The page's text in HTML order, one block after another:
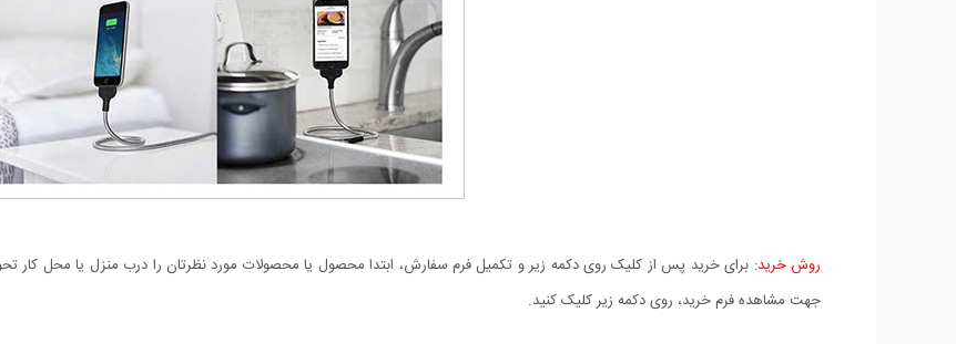
روش خرید: برای خرید پس از کلیک روی دکمه زیر و تکمیل فرم سفارش، ابتدا محصول یا محصولات مورد نظرتان را درب منزل یا محل کار
جهت مشاهده فرم خرید، روی دکمه زیر کلیک کنید.